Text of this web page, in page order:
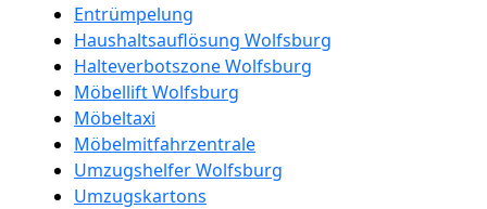
Entrümpelung
Haushaltsauflösung Wolfsburg
Halteverbotszone Wolfsburg
Möbellift Wolfsburg
Möbeltaxi
Möbelmitfahrzentrale
Umzugshelfer Wolfsburg
Umzugskartons